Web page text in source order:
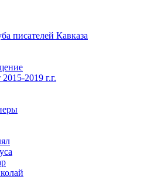
писателей Кавказа
2019 г.г.